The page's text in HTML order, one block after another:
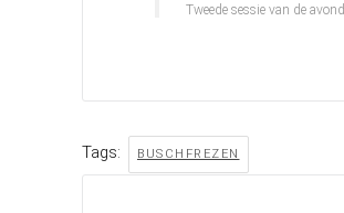
Tweede sessie van de avond
Tags: BUSCHFREZEN